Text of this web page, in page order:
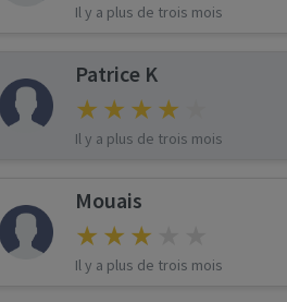
Il y a plus de trois mois
Patrice K
Il y a plus de trois mois
Mouais
Il y a plus de trois mois